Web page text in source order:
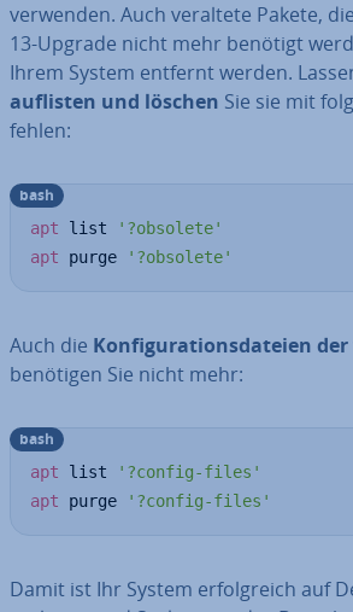
verwenden. Auch veraltete Pakete,
13-Upgrade nicht mehr benötigt
Ihrem System entfernt werden.
auflisten und löschen Sie sie mit
feh­len:
apt list
'?obsolete'
apt purge '?obsolete'
bash
Auch die Kon­fi­gu­ra­ti­ons­da­tei­en
benötigen Sie nicht mehr:
apt list
'?config-files'
apt purge '?config-files'
bash
Damit ist Ihr System er­folg­reich auf